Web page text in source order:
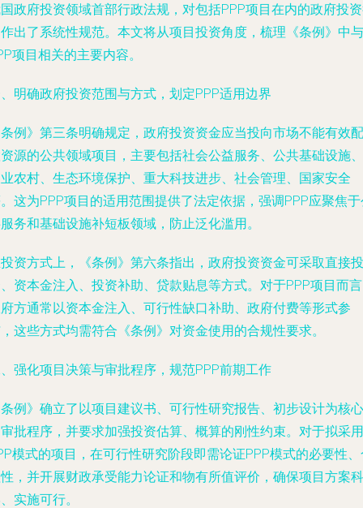
政府投资领域首部行政法规，对包括PPP项目在内的政府投
出了系统性规范。本文将从项目投资角度，梳理《条例》中与
项目相关的主要内容。
明确政府投资范围与方式，划定PPP适用边界
例》第三条明确规定，政府投资资金应当投向市场不能有效配
源的公共领域项目，主要包括社会公益服务、公共基础设施、
农村、生态环境保护、重大科技进步、社会管理、国家安全
这为PPP项目的适用范围提供了法定依据，强调PPP应聚焦
务和基础设施补短板领域，防止泛化滥用。
资方式上，《条例》第六条指出，政府投资资金可采取直接投
资本金注入、投资补助、贷款贴息等方式。对于PPP项目而
方通常以资本金注入、可行性缺口补助、政府付费等形式参
这些方式均需符合《条例》对资金使用的合规性要求。
强化项目决策与审批程序，规范PPP前期工作
例》确立了以项目建议书、可行性研究报告、初步设计为核心
批程序，并要求加强投资估算、概算的刚性约束。对于拟采用
模式的项目，在可行性研究阶段即需论证PPP模式的必要性
，并开展财政承受能力论证和物有所值评价，确保项目方案科
实施可行。